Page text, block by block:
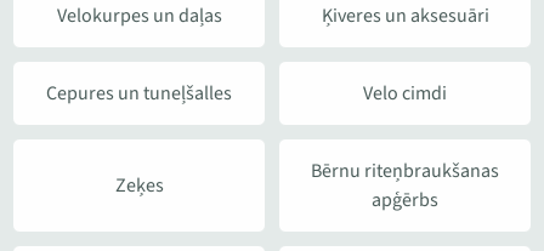
Velokurpes un daļas Ķiveres un aksesuāri
Cepures un tuneļšalles Velo cimdi
Zeķes
Bērnu riteņbraukšanas
apģērbs